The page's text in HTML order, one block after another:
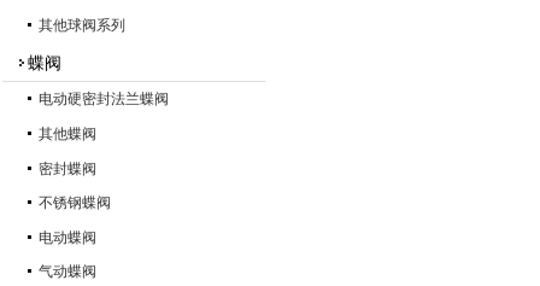
其他球阀系列
蝶阀
电动硬密封法兰蝶阀
其他蝶阀
密封蝶阀
不锈钢蝶阀
电动蝶阀
气动蝶阀